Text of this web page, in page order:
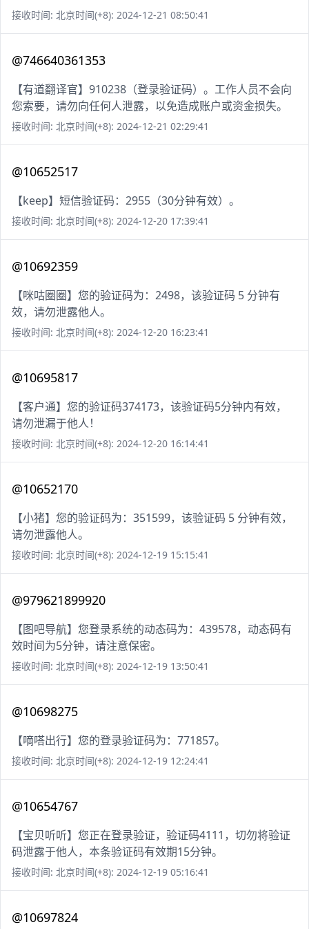
接收时间: 北京时间(+8): 2024-12-21 08:50:41
@746640361353
【有道翻译官】910238（登录验证码）。工作人员不会向
您索要，请勿向任何人泄露，以免造成账户或资金损失。
接收时间: 北京时间(+8): 2024-12-21 02:29:41
@10652517
【keep】短信验证码：2955（30分钟有效）。
接收时间: 北京时间(+8): 2024-12-20 17:39:41
@10692359
【咪咕圈圈】您的验证码为：2498，该验证码 5 分钟有
效，请勿泄露他人。
接收时间: 北京时间(+8): 2024-12-20 16:23:41
@10695817
【客户通】您的验证码374173，该验证码5分钟内有效，
请勿泄漏于他人！
接收时间: 北京时间(+8): 2024-12-20 16:14:41
@10652170
【小猪】您的验证码为：351599，该验证码 5 分钟有效，
请勿泄露他人。
接收时间: 北京时间(+8): 2024-12-19 15:15:41
@979621899920
【图吧导航】您登录系统的动态码为：439578，动态码有
效时间为5分钟，请注意保密。
接收时间: 北京时间(+8): 2024-12-19 13:50:41
@10698275
【嘀嗒出行】您的登录验证码为：771857。
接收时间: 北京时间(+8): 2024-12-19 12:24:41
@10654767
【宝贝听听】您正在登录验证，验证码4111，切勿将验证
码泄露于他人，本条验证码有效期15分钟。
接收时间: 北京时间(+8): 2024-12-19 05:16:41
@10697824